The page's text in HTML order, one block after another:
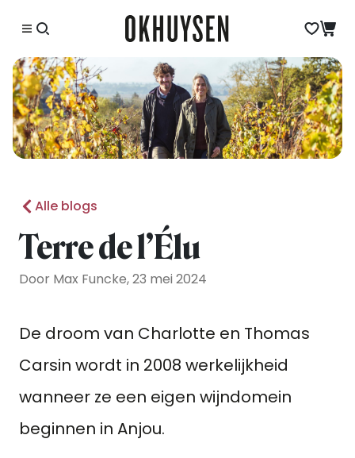
Alle blogs
Terre de l’Élu
Door Max Funcke, 23 mei 2024
De droom van Charlotte en Thomas
Carsin wordt in 2008 werkelijkheid
wanneer ze een eigen wijndomein
beginnen in Anjou.